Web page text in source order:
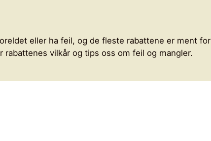
eller ha feil, og de fleste rabattene er ment for
rabattenes vilkår og tips oss om feil og mangler.